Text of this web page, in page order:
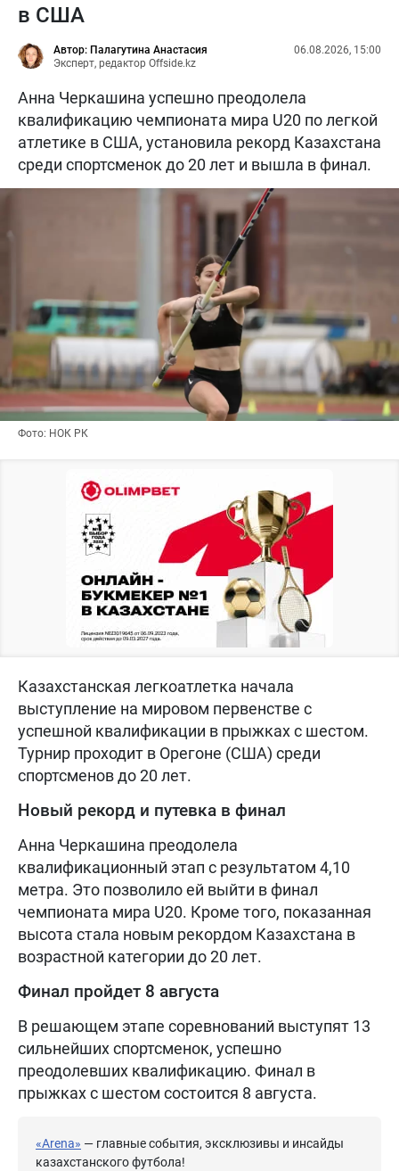
в США
Автор: Палагутина Анастасия
Эксперт, редактор Offside.kz
06.08.2026, 15:00
Анна Черкашина успешно преодолела
квалификацию чемпионата мира U20 по легкой
атлетике в США, установила рекорд Казахстана
среди спортсменок до 20 лет и вышла в финал.
Фото: НОК РК
Казахстанская легкоатлетка начала
выступление на мировом первенстве с
успешной квалификации в прыжках с шестом.
Турнир проходит в Орегоне (США) среди
спортсменов до 20 лет.
Новый рекорд и путевка в финал
Анна Черкашина преодолела
квалификационный этап с результатом 4,10
метра. Это позволило ей выйти в финал
чемпионата мира U20. Кроме того, показанная
высота стала новым рекордом Казахстана в
возрастной категории до 20 лет.
Финал пройдет 8 августа
В решающем этапе соревнований выступят 13
сильнейших спортсменок, успешно
преодолевших квалификацию. Финал в
прыжках с шестом состоится 8 августа.
«Arena» — главные события, эксклюзивы и инсайды
казахстанского футбола!